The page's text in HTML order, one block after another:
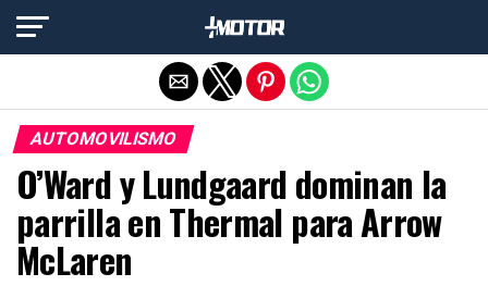
AUTOMOVILISMO
O’Ward y Lundgaard dominan la
parrilla en Thermal para Arrow
McLaren
Salir de la versión móvil